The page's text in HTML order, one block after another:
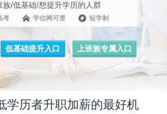
族/低基础/想提升学历的人群
考 学信网可查 短学制
低基础提升入口 上班族专属入口
学历者升职加薪的最好机